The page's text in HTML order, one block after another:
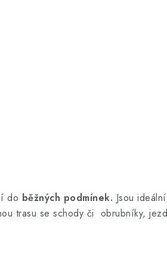
do běžných podmínek. Jsou
trasu se schody či obrubníky,